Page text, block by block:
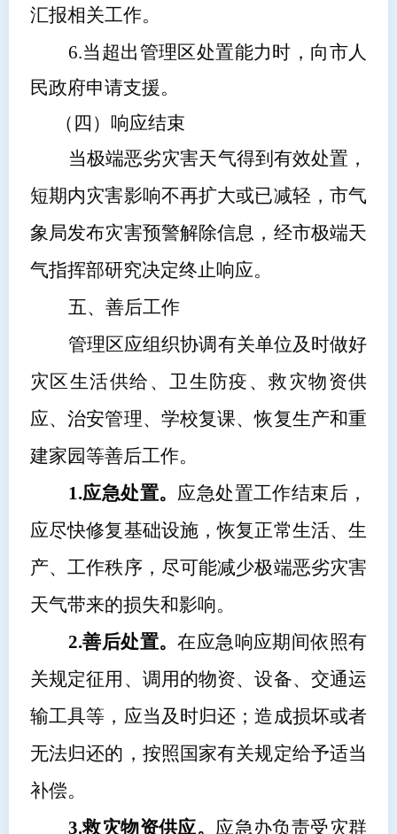
汇报相关工作。
6.当超出 管理区处置能力时，向市人
民政府申请支援。
（四）响应结束
当极端恶劣灾害天气得到有效处置，
短期内灾害影响不再扩大或已减轻， 市气
象局发布灾害预警解除信息，经市极端天
气指挥部研究决定终止响应。
五、 善后工作
管理区应组织协调有关单位及时做好
灾区生活供给、卫生防疫、救灾物资供
应、治安管理、学校复课、恢复生产和重
建家园等善后工作。
1.应急处置。 应急处置工作结束后，
应尽快修复基础设施，恢复正常生活、生
产、工作秩序，尽可能减少极端恶劣灾害
天气带来的损失和影响。
2.善后处置。在应急响应期间依照有
关规定征用、调用的物资、设备、交通运
输工具等，应当及时归还；造成损坏或者
无法归还的，按照国家有关规定给予适当
补偿。
3.救灾物资供应。 应急办负责受灾群